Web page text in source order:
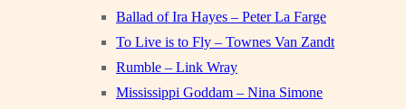
Ballad of Ira Hayes – Peter La Farge
To Live is to Fly – Townes Van Zandt
Rumble – Link Wray
Mississippi Goddam – Nina Simone